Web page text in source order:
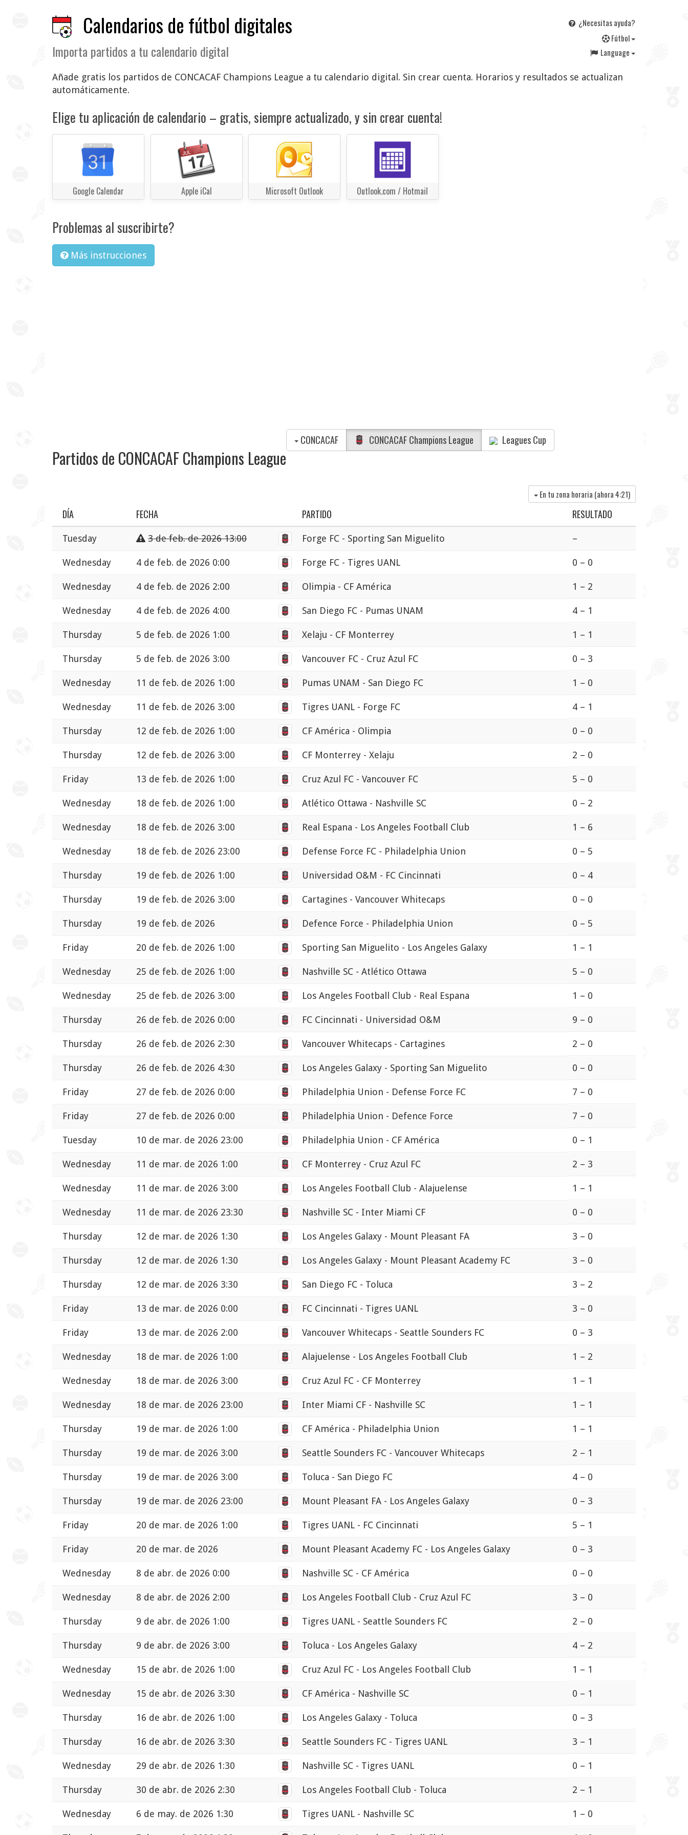
Calendarios de fútbol digitales
Importa partidos a tu calendario digital
¿Necesitas ayuda?
Fútbol
Language
Añade gratis los partidos de CONCACAF Champions League a tu calendario digital. Sin crear cuenta. Horarios y resultados se actualizan
automáticamente.
Elige tu aplicación de calendario – gratis, siempre actualizado, y sin crear cuenta!
Google Calendar Apple iCal Microsoft Outlook Outlook.com / Hotmail
Problemas al suscribirte?
Más instrucciones
Partidos de CONCACAF Champions League
CONCACAF CONCACAF Champions League Leagues Cup
En tu zona horaria (ahora4:21)
DÍA FECHA PARTIDO RESULTADO
Tuesday 3 de feb. de 2026 13:00 Forge FC - Sporting San Miguelito –
Wednesday 4 de feb. de 2026 0:00 Forge FC - Tigres UANL 0 – 0
Wednesday 4 de feb. de 2026 2:00 Olimpia - CF América 1 – 2
Wednesday 4 de feb. de 2026 4:00 San Diego FC - Pumas UNAM 4 – 1
Thursday 5 de feb. de 2026 1:00 Xelaju - CF Monterrey 1 – 1
Thursday 5 de feb. de 2026 3:00 Vancouver FC - Cruz Azul FC 0 – 3
Wednesday 11 de feb. de 2026 1:00 Pumas UNAM - San Diego FC 1 – 0
Wednesday 11 de feb. de 2026 3:00 Tigres UANL - Forge FC 4 – 1
Thursday 12 de feb. de 2026 1:00 CF América - Olimpia 0 – 0
Thursday 12 de feb. de 2026 3:00 CF Monterrey - Xelaju 2 – 0
Friday 13 de feb. de 2026 1:00 Cruz Azul FC - Vancouver FC 5 – 0
Wednesday 18 de feb. de 2026 1:00 Atlético Ottawa - Nashville SC 0 – 2
Wednesday 18 de feb. de 2026 3:00 Real Espana - Los Angeles Football Club 1 – 6
Wednesday 18 de feb. de 2026 23:00 Defense Force FC - Philadelphia Union 0 – 5
Thursday 19 de feb. de 2026 1:00 Universidad O&M - FC Cincinnati 0 – 4
Thursday 19 de feb. de 2026 3:00 Cartagines - Vancouver Whitecaps 0 – 0
Thursday 19 de feb. de 2026 Defence Force - Philadelphia Union 0 – 5
Friday 20 de feb. de 2026 1:00 Sporting San Miguelito - Los Angeles Galaxy 1 – 1
Wednesday 25 de feb. de 2026 1:00 Nashville SC - Atlético Ottawa 5 – 0
Wednesday 25 de feb. de 2026 3:00 Los Angeles Football Club - Real Espana 1 – 0
Thursday 26 de feb. de 2026 0:00 FC Cincinnati - Universidad O&M 9 – 0
Thursday 26 de feb. de 2026 2:30 Vancouver Whitecaps - Cartagines 2 – 0
Thursday 26 de feb. de 2026 4:30 Los Angeles Galaxy - Sporting San Miguelito 0 – 0
Friday 27 de feb. de 2026 0:00 Philadelphia Union - Defense Force FC 7 – 0
Friday 27 de feb. de 2026 0:00 Philadelphia Union - Defence Force 7 – 0
Tuesday 10 de mar. de 2026 23:00 Philadelphia Union - CF América 0 – 1
Wednesday 11 de mar. de 2026 1:00 CF Monterrey - Cruz Azul FC 2 – 3
Wednesday 11 de mar. de 2026 3:00 Los Angeles Football Club - Alajuelense 1 – 1
Wednesday 11 de mar. de 2026 23:30 Nashville SC - Inter Miami CF 0 – 0
Thursday 12 de mar. de 2026 1:30 Los Angeles Galaxy - Mount Pleasant FA 3 – 0
Thursday 12 de mar. de 2026 1:30 Los Angeles Galaxy - Mount Pleasant Academy FC 3 – 0
Thursday 12 de mar. de 2026 3:30 San Diego FC - Toluca 3 – 2
Friday 13 de mar. de 2026 0:00 FC Cincinnati - Tigres UANL 3 – 0
Friday 13 de mar. de 2026 2:00 Vancouver Whitecaps - Seattle Sounders FC 0 – 3
Wednesday 18 de mar. de 2026 1:00 Alajuelense - Los Angeles Football Club 1 – 2
Wednesday 18 de mar. de 2026 3:00 Cruz Azul FC - CF Monterrey 1 – 1
Wednesday 18 de mar. de 2026 23:00 Inter Miami CF - Nashville SC 1 – 1
Thursday 19 de mar. de 2026 1:00 CF América - Philadelphia Union 1 – 1
Thursday 19 de mar. de 2026 3:00 Seattle Sounders FC - Vancouver Whitecaps 2 – 1
Thursday 19 de mar. de 2026 3:00 Toluca - San Diego FC 4 – 0
Thursday 19 de mar. de 2026 23:00 Mount Pleasant FA - Los Angeles Galaxy 0 – 3
Friday 20 de mar. de 2026 1:00 Tigres UANL - FC Cincinnati 5 – 1
Friday 20 de mar. de 2026 Mount Pleasant Academy FC - Los Angeles Galaxy 0 – 3
Wednesday 8 de abr. de 2026 0:00 Nashville SC - CF América 0 – 0
Wednesday 8 de abr. de 2026 2:00 Los Angeles Football Club - Cruz Azul FC 3 – 0
Thursday 9 de abr. de 2026 1:00 Tigres UANL - Seattle Sounders FC 2 – 0
Thursday 9 de abr. de 2026 3:00 Toluca - Los Angeles Galaxy 4 – 2
Wednesday 15 de abr. de 2026 1:00 Cruz Azul FC - Los Angeles Football Club 1 – 1
Wednesday 15 de abr. de 2026 3:30 CF América - Nashville SC 0 – 1
Thursday 16 de abr. de 2026 1:00 Los Angeles Galaxy - Toluca 0 – 3
Thursday 16 de abr. de 2026 3:30 Seattle Sounders FC - Tigres UANL 3 – 1
Wednesday 29 de abr. de 2026 1:30 Nashville SC - Tigres UANL 0 – 1
Thursday 30 de abr. de 2026 2:30 Los Angeles Football Club - Toluca 2 – 1
Wednesday 6 de may. de 2026 1:30 Tigres UANL - Nashville SC 1 – 0